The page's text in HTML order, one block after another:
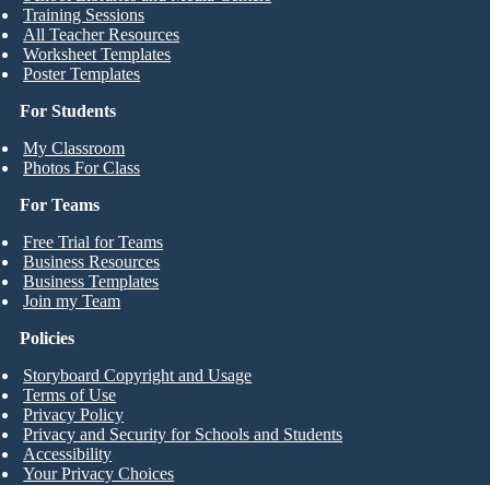
For Students
My Classroom
Photos For Class
Training Sessions
All Teacher Resources
Worksheet Templates
Poster Templates
For Teams
Free Trial for Teams
Business Resources
Business Templates
Join my Team
Policies
Storyboard Copyright and Usage
Terms of Use
Privacy Policy
Privacy and Security for Schools and Students
Accessibility
Your Privacy Choices